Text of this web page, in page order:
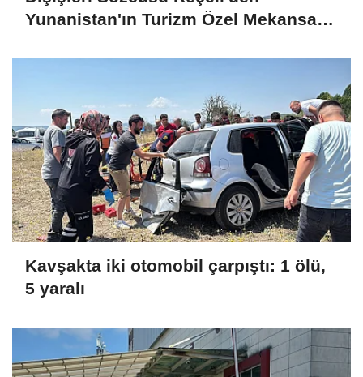
Yunanistan'ın Turizm Özel Mekansal
Kavşakta iki otomobil çarpıştı: 1 ölü,
5 yaralı